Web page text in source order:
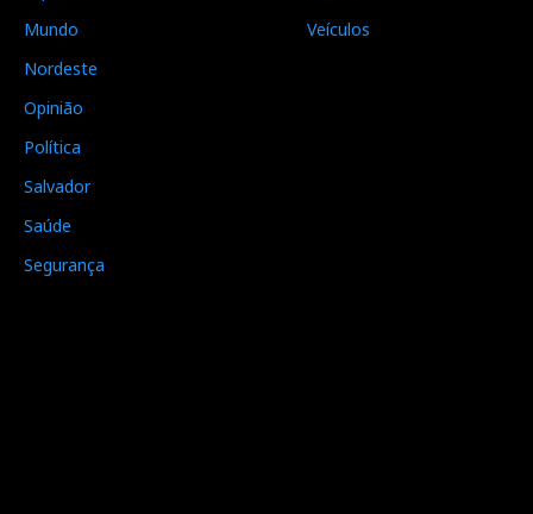
Mundo
Nordeste
Opinião
Política
Salvador
Saúde
Segurança
Veículos